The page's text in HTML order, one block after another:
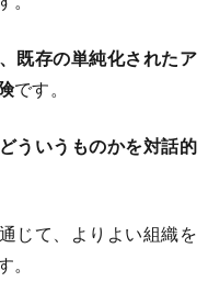
既存の単純化されたア
です。
ういうものかを対話的
じて、よりよい組織を